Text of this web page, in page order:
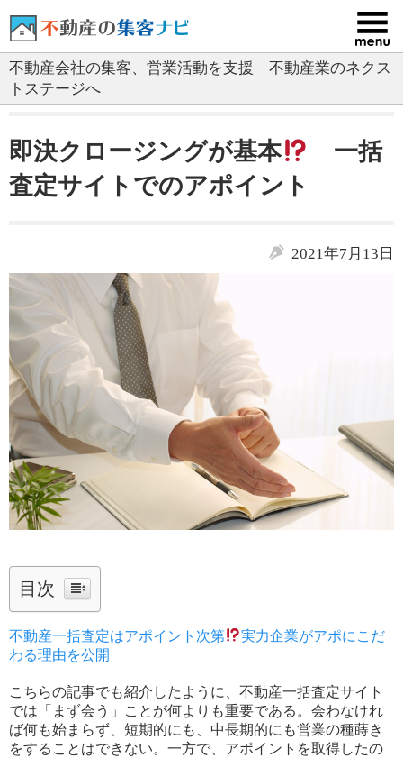
ン
テ
ン
キ
ッ
プ
不動産会社の集客、営業活動を支援 不動産業のネクス
トステージへ
即決クロージングが基本
一括
査定サイトでのアポイント
2021年7月13日
目次
不動産一括査定はアポイント次第
実力企業がアポにこだ
わる理由を公開
こちらの記事でも紹介したように、不動産一括査定サイト
では「まず会う」ことが何よりも重要である。会わなけれ
ば何も始まらず、短期的にも、中長期的にも営業の種蒔き
をすることはできない。一方で、アポイントを取得したの